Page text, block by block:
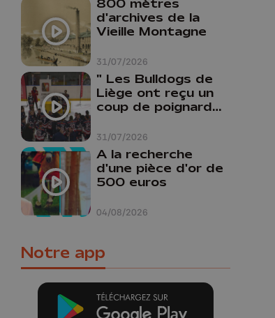
31/07/2026
800 mètres
d'archives de la
Vieille Montagne
31/07/2026
" Les Bulldogs de
Liège ont reçu un
coup de poignard
04/08/2026
A la recherche
d'une pièce d'or de
500 euros
Notre app